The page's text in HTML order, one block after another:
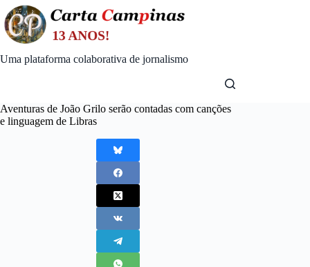
Skip
to
content
Uma plataforma colaborativa de jornalismo
Aventuras de João Grilo serão contadas com canções
e linguagem de Libras